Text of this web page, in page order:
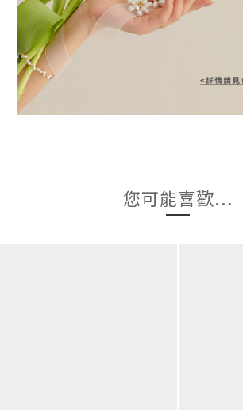
您可能喜歡...